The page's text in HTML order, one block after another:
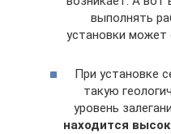
выполнять
установки может
При установке
такую
уровень
находится